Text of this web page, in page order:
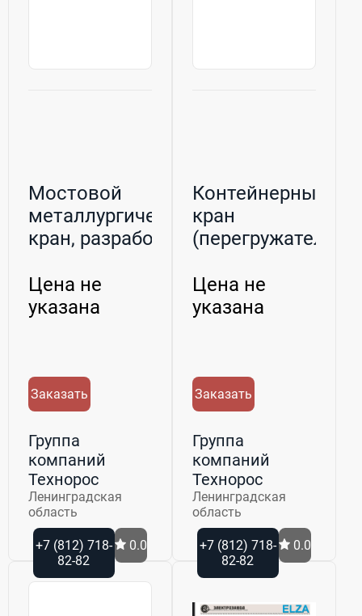
Мостовой
металлургический
кран, разработка
Цена не
указана
Заказать
Группа
компаний
Технорос
Ленинградская
область
+7 (812) 718-
82-82
0.0
Контейнерный
кран
(перегружатель)
Цена не
указана
Заказать
Группа
компаний
Технорос
Ленинградская
область
+7 (812) 718-
82-82
0.0